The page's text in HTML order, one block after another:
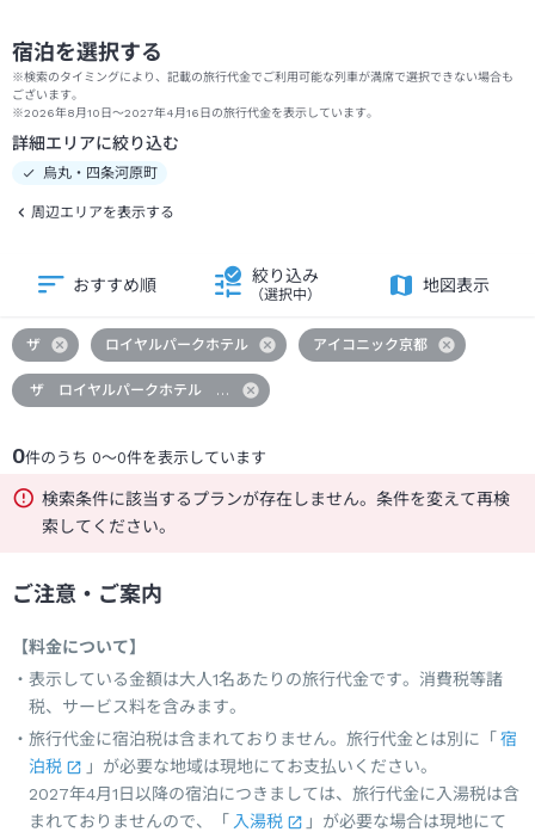
宿泊を選択する
※検索のタイミングにより、記載の旅行代金でご利用可能な列車が満席で選択できない場合も
ございます。
※2026年8月10日～2027年4月16日の旅行代金を表示しています。
詳細エリアに絞り込む
烏丸・四条河原町
周辺エリアを表示する
0件のうち 0～0件を表示しています
おすすめ順 絞り込み
（選択中）
地図表示
ザ ロイヤルパークホテル アイコニック京都
ザ ロイヤルパークホテル アイコニック 京都
検索条件に該当するプランが存在しません。条件を変えて再検
索してください。
ご注意・ご案内
【料金について】
表示している金額は大人1名あたりの旅行代金です。消費税等諸
税、サービス料を含みます。
旅行代金に宿泊税は含まれておりません。旅行代金とは別に「 宿
泊税
」が必要な地域は現地にてお支払いください。
2027年4月1日以降の宿泊につきましては、旅行代金に入湯税は含
まれておりませんので、「 入湯税
」が必要な場合は現地にて